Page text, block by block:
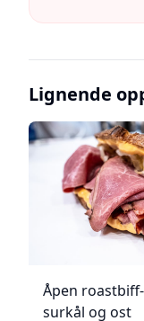
Lignende
Åpen
surkål og ost